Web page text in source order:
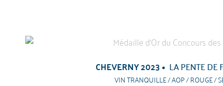
CHEVERNY 2023 LA PENTE DE
VIN TRANQUILLE / AOP / ROUGE /